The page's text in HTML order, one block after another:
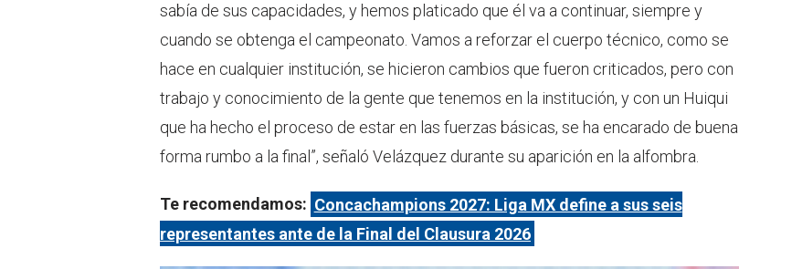
sabía de sus capacidades, y hemos platicado que él va a continuar, siempre y
cuando se obtenga el campeonato. Vamos a reforzar el cuerpo técnico, como se
hace en cualquier institución, se hicieron cambios que fueron criticados, pero con
trabajo y conocimiento de la gente que tenemos en la institución, y con un Huiqui
que ha hecho el proceso de estar en las fuerzas básicas, se ha encarado de buena
forma rumbo a la final”, señaló Velázquez durante su aparición en la alfombra.
Te recomendamos: Concachampions 2027: Liga MX define a sus seis
representantes ante de la Final del Clausura 2026